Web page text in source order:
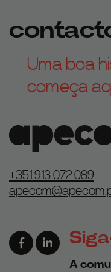
Uma boa
começa
+351 913 072 089
Link para a
Link para a
A